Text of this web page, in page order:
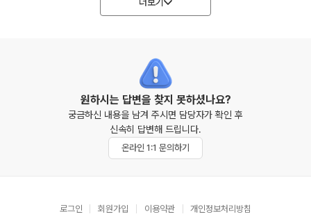
원하시는 답변을 찾지 못하셨나요?
궁금하신 내용을 남겨 주시면 담당자가 확인 후
신속히 답변해 드립니다.
온라인 1:1 문의하기
로그인 회원가입 이용약관 개인정보처리방침